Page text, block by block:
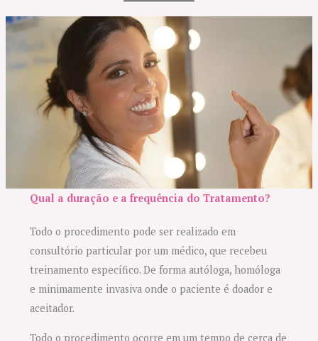
Qual a duração e a frequência do Tratamento?
Todo o procedimento pode ser realizado em
consultório particular por um médico, que recebeu
treinamento específico. De forma autóloga, homóloga
e minimamente invasiva onde o paciente é doador e
aceitador.
Todo o procedimento ocorre em um tempo de cerca de